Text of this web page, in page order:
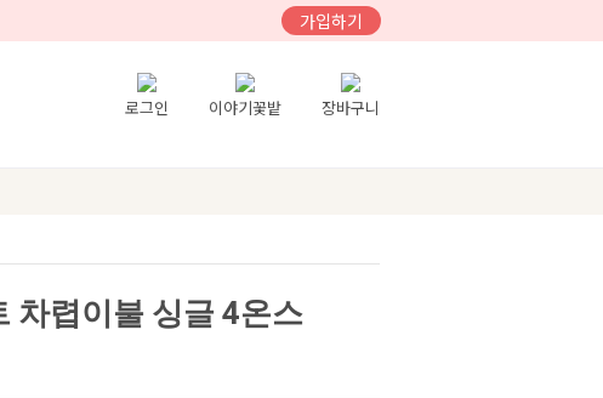
가입하기
로그인 이야기꽃밭 장바구니
차렵이불 싱글 4온스